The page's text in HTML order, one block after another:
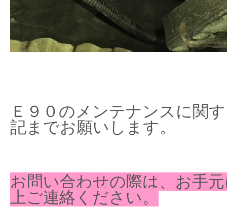
Ｅ９０のメンテナンスに関
記までお願いします。
お問い合わせの際は、お手
上ご連絡ください。